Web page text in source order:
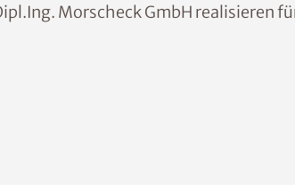
Morscheck GmbH realisieren